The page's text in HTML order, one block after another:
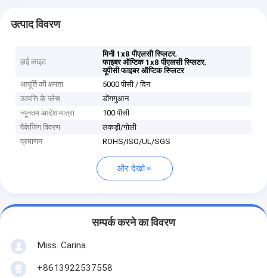
उत्पाद विवरण
हाई लाइट
मिनी 1x8 पीएलसी स्प्लिटर,
फाइबर ऑप्टिक 1x8 पीएलसी स्प्लिटर,
यूपीसी फाइबर ऑप्टिक स्प्लिटर
आपूर्ति की क्षमता
5000 पीसी / दिन
उत्पत्ति के प्लेस
डोंगगुआन
न्यूनतम आदेश मात्रा
100 पीसी
पैकेजिंग विवरण
लकड़ी/गोली
प्रमाणन
ROHS/ISO/UL/SGS
और देखो
सम्पर्क करने का विवरण
Miss. Carina
+8613922537558